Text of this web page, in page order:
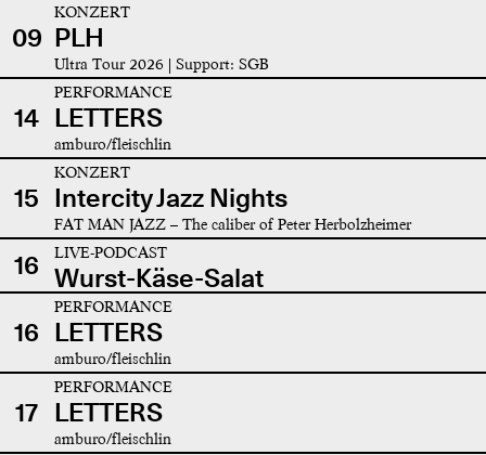
09
KONZERT
PLH
Ultra Tour 2026 | Support: SGB
14
PERFORMANCE
LETTERS
amburo/fleischlin
15
KONZERT
Intercity Jazz Nights
FAT MAN JAZZ – The caliber of Peter Herbolzheimer
16 LIVE-PODCAST
Wurst-Käse-Salat
16
PERFORMANCE
LETTERS
amburo/fleischlin
17
PERFORMANCE
LETTERS
amburo/fleischlin